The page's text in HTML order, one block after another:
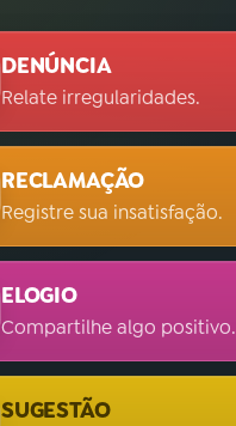
DENÚNCIA
Relate irregularidades.
RECLAMAÇÃO
Registre sua insatisfação.
ELOGIO
Compartilhe algo positivo.
SUGESTÃO